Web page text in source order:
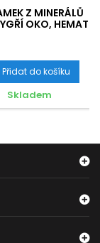
Z MINERÁLŮ
OKO, HEMATIT
Přidat do košíku
Skladem